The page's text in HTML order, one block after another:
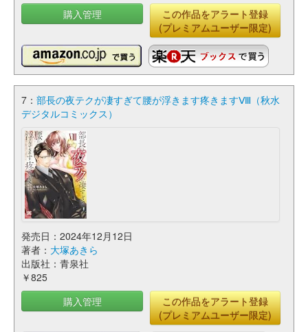
購入管理
この作品をアラート登録
(プレミアムユーザー限定)
7： 部長の夜テクが凄すぎて腰が浮きます疼きますⅧ（秋水
デジタルコミックス）
発売日：2024年12月12日
著者： 大塚あきら
出版社：青泉社
￥825
購入管理
この作品をアラート登録
(プレミアムユーザー限定)